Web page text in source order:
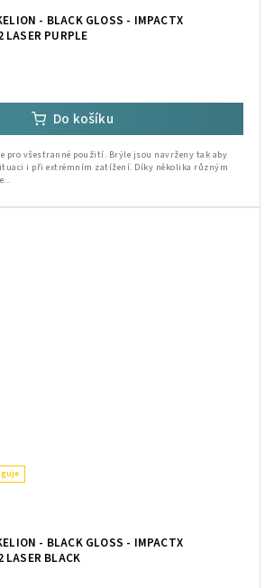
- BLACK GLOSS - IMPACTX
LASER PURPLE
Do košíku
pro všestranné použití. Brýle jsou navrženy tak aby
i při extrémním zatížení. Díky několika různým
- BLACK GLOSS - IMPACTX
LASER BLACK